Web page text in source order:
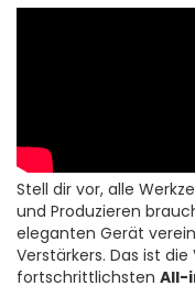
Stell dir vor, alle
und Produzieren
eleganten Gerät
Verstärkers. Das ist die
fortschrittlichsten All-